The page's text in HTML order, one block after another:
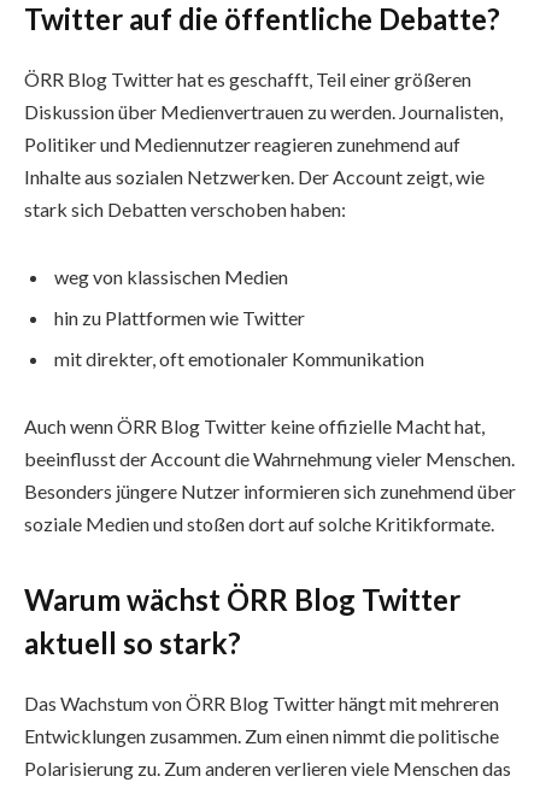
Twitter auf die öffentliche Debatte?
ÖRR Blog Twitter hat es geschafft, Teil einer größeren
Diskussion über Medienvertrauen zu werden. Journalisten,
Politiker und Mediennutzer reagieren zunehmend auf
Inhalte aus sozialen Netzwerken. Der Account zeigt, wie
stark sich Debatten verschoben haben:
weg von klassischen Medien
hin zu Plattformen wie Twitter
mit direkter, oft emotionaler Kommunikation
Auch wenn ÖRR Blog Twitter keine offizielle Macht hat,
beeinflusst der Account die Wahrnehmung vieler Menschen.
Besonders jüngere Nutzer informieren sich zunehmend über
soziale Medien und stoßen dort auf solche Kritikformate.
Warum wächst ÖRR Blog Twitter
aktuell so stark?
Das Wachstum von ÖRR Blog Twitter hängt mit mehreren
Entwicklungen zusammen. Zum einen nimmt die politische
Polarisierung zu. Zum anderen verlieren viele Menschen das